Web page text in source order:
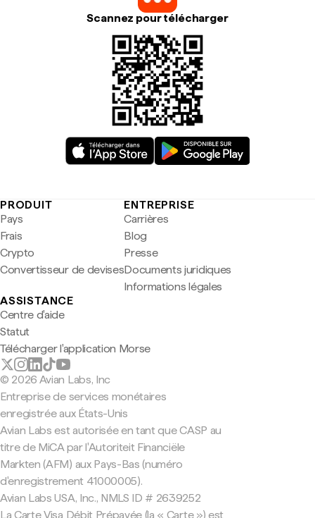
Scannez pour télécharger
PRODUIT
Pays
Frais
Crypto
Convertisseur de devises
ENTREPRISE
Carrières
Blog
Presse
Documents juridiques
Informations légales
ASSISTANCE
Centre d'aide
Statut
Télécharger l'application Morse
© 2026 Avian Labs, Inc
Entreprise de services monétaires
enregistrée aux États-Unis
Avian Labs est autorisée en tant que CASP au
titre de MiCA par l'Autoriteit Financiële
Markten (AFM) aux Pays-Bas (numéro
d'enregistrement 41000005).
Avian Labs USA, Inc., NMLS ID # 2639252
La Carte Visa Débit Prépayée (la « Carte ») est